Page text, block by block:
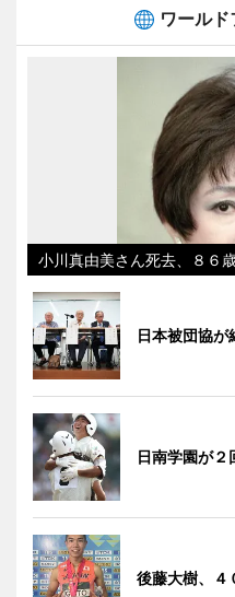
ワール
小川真由美さん死去、８６
日本被団協が
日南学園が
後藤大樹、４